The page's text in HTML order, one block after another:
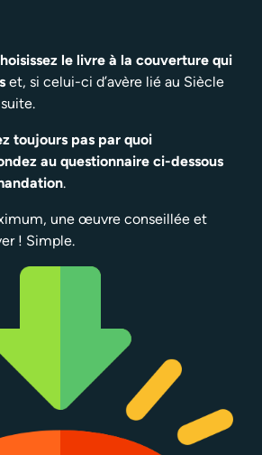
le livre à la couverture qui
et, si celui-ci d’avère lié au Siècle
toujours pas par quoi
au questionnaire ci-dessous
.
une œuvre conseillée et
! Simple.